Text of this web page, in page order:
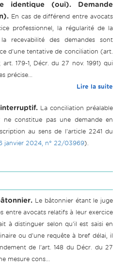
identique (oui). Demande
En cas de différend entre avocats
professionnel, la régularité de la
recevabilité des demandes sont
d'une tentative de conciliation (art.
art. 179-1, Décr. du 27 nov. 1991) qui
précise...
Lire la suite
interruptif. La conciliation préalable
constitue pas une demande en
au sens de l'article 2241 du
janvier 2024, n° 22/03969).
Le bâtonnier étant le juge
entre avocats relatifs à leur exercice
à distinguer selon qu'il est saisi en
ou d'une requête à bref délai, il
de l'art. 148 du Décr. du 27
mesure cons...